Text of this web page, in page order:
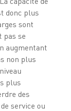
donc plus
sont
pas se
augmentant
non plus
plus
des
service ou